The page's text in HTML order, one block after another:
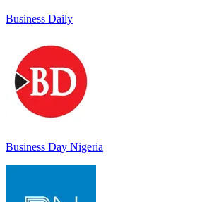
Business Daily
Business Day Nigeria